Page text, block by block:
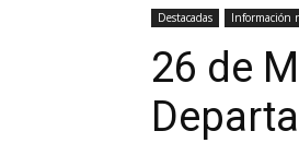
Destacadas Información
26 de